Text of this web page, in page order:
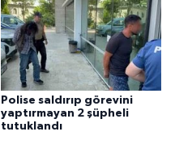
Polise saldırıp görevini
yaptırmayan 2 şüpheli
tutuklandı